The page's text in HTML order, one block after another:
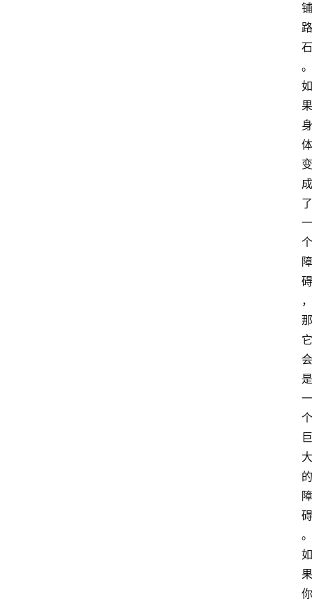
铺
路
石
。
如
果
身
体
变
成
了
一
个
障
碍
，
那
它
会
是
一
个
巨
大
的
障
碍
。
如
果
你